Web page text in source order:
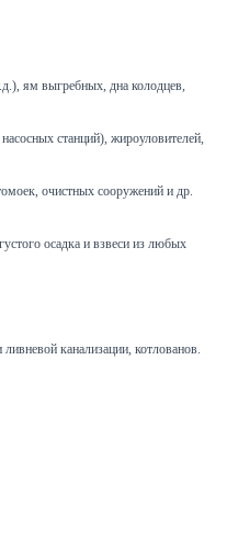
ям выгребных, дна колодцев,
станций), жироуловителей,
очистных сооружений и др.
осадка и взвеси из любых
канализации, котлованов.